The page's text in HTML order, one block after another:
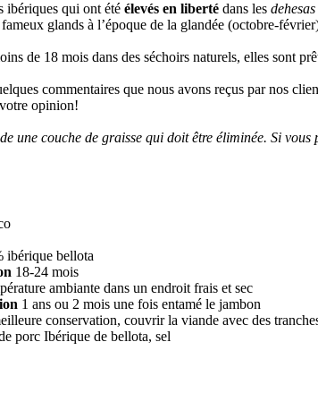
ibériques qui ont été élevés en liberté dans les dehesas
fameux glands à l’époque de la glandée (octobre-
de 18 mois dans des séchoirs naturels, elles sont
commentaires que nous avons reçus par nos
opinion!
une couche de graisse qui doit être éliminée. Si
ibérique bellota
18-24 mois
ambiante dans un endroit frais et sec
1 ans ou 2 mois une fois entamé le jambon
conservation, couvrir la viande avec des
porc Ibérique de bellota, sel